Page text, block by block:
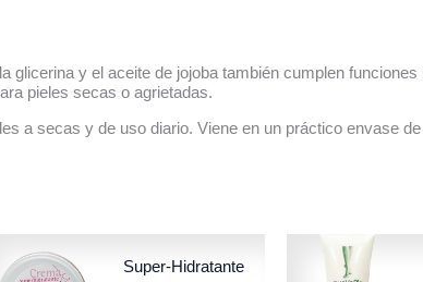
glicerina y el aceite de jojoba también cumplen
pieles secas o agrietadas.
a secas y de uso diario. Viene en un práctico envase
Super-Hidratante